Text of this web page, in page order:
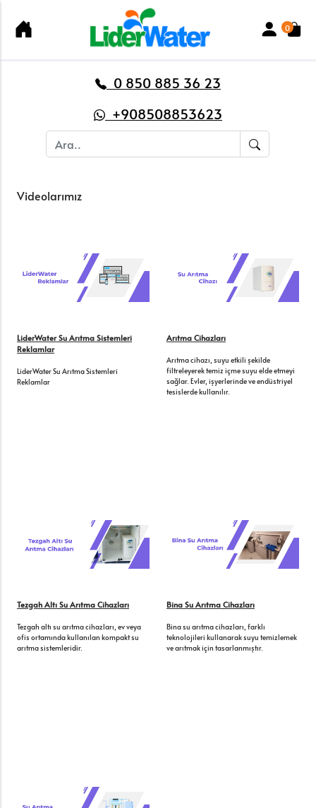
0
0 850 885 36 23
+908508853623
Videolarımız
LiderWater Su Arıtma Sistemleri
Reklamlar
LiderWater Su Arıtma Sistemleri
Reklamlar
Arıtma Cihazları
Arıtma cihazı, suyu etkili şekilde
filtreleyerek temiz içme suyu elde etmeyi
sağlar. Evler, işyerlerinde ve endüstriyel
tesislerde kullanılır.
Tezgah Altı Su Arıtma Cihazları
Tezgah altı su arıtma cihazları, ev veya
ofis ortamında kullanılan kompakt su
arıtma sistemleridir.
Bina Su Arıtma Cihazları
Bina su arıtma cihazları, farklı
teknolojileri kullanarak suyu temizlemek
ve arıtmak için tasarlanmıştır.